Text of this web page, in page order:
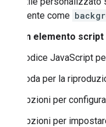
utente come
Un elemento
Codice JavaScript
Coda per la
Opzioni per
Opzioni per